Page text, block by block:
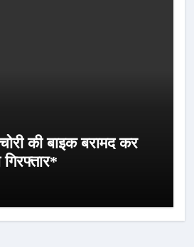
की बाइक बरामद कर